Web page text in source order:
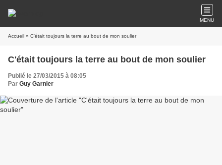
MENU
Accueil » C'était toujours la terre au bout de mon soulier
C'était toujours la terre au bout de mon soulier
Publié le 27/03/2015 à 08:05
Par Guy Garnier